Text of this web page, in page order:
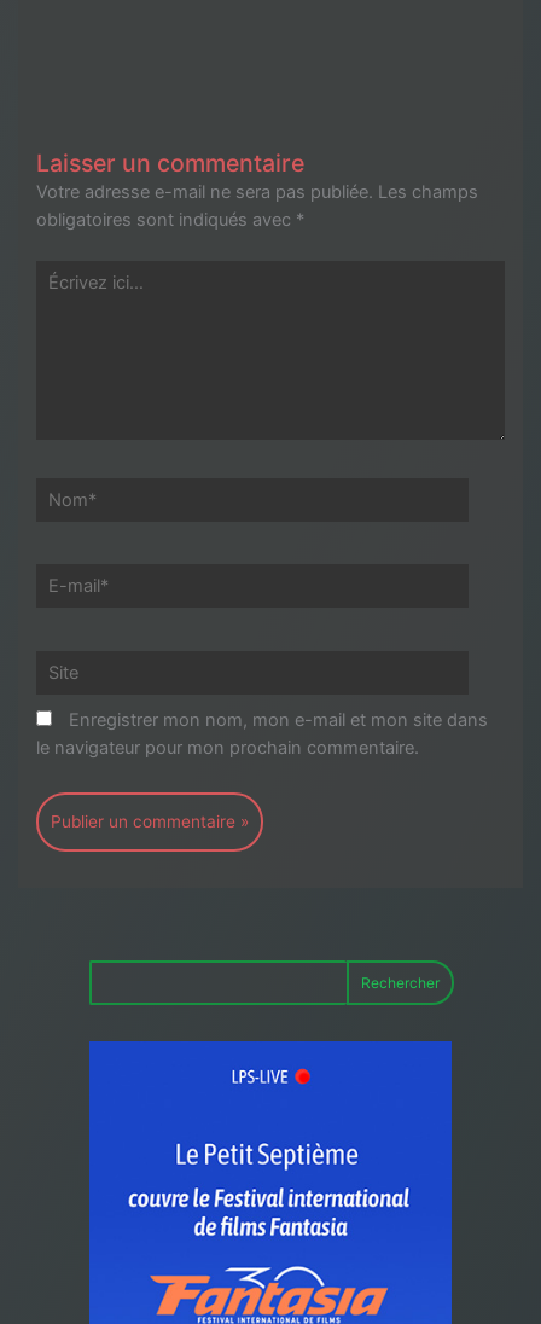
Laisser un commentaire
Votre adresse e-mail ne sera pas publiée. Les champs
obligatoires sont indiqués avec *
Écrivez
Nom*
E-
Site
Enregistrer mon nom, mon e-mail et mon site dans
le navigateur pour mon prochain commentaire.
Rechercher